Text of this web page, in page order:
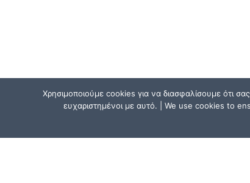
Χρησιμοποιούμε cookies για να διασφαλίσουμε ότι
ευχαριστημένοι με αυτό. | We use cookies